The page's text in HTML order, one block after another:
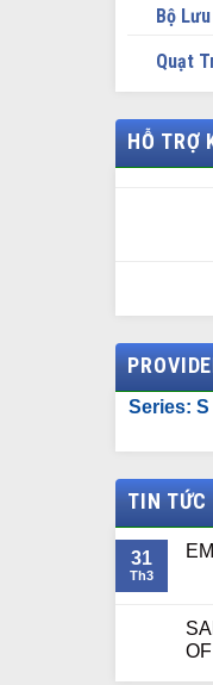
Bộ
Quạt
HỖ TRỢ
Series: S
TIN TỨC
31
Th3